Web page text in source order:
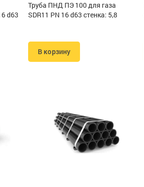
d63
Труба ПНД ПЭ 100 для газа
SDR11 PN 16 d63 стенка: 5,8
В корзину